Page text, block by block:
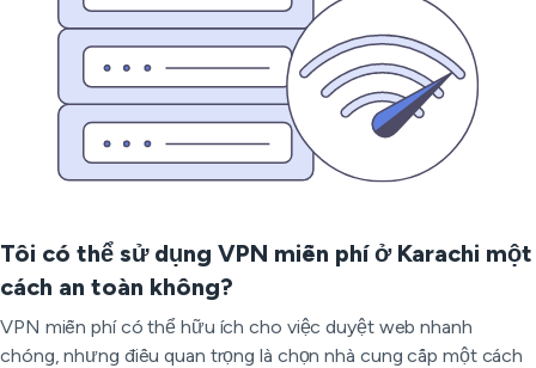
Tôi có thể sử dụng VPN miễn phí ở Karachi một
cách an toàn không?
VPN miễn phí có thể hữu ích cho việc duyệt web nhanh
chóng, nhưng điều quan trọng là chọn nhà cung cấp một cách